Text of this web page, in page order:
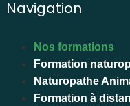
Navigation
Nos formations
Formation
Naturopathe
Formation à